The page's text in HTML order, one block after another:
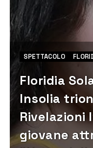
SPETTACOLO
Floridia
Insolia
Rivelazioni
giovane